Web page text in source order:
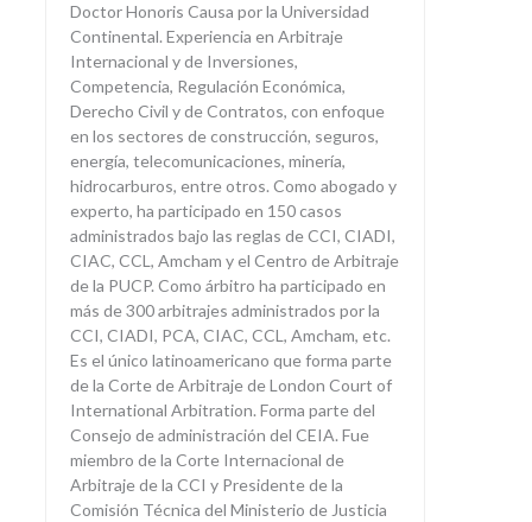
Doctor Honoris Causa por la Universidad
Continental. Experiencia en Arbitraje
Internacional y de Inversiones,
Competencia, Regulación Económica,
Derecho Civil y de Contratos, con enfoque
en los sectores de construcción, seguros,
energía, telecomunicaciones, minería,
hidrocarburos, entre otros. Como abogado y
experto, ha participado en 150 casos
administrados bajo las reglas de CCI, CIADI,
CIAC, CCL, Amcham y el Centro de Arbitraje
de la PUCP. Como árbitro ha participado en
más de 300 arbitrajes administrados por la
CCI, CIADI, PCA, CIAC, CCL, Amcham, etc.
Es el único latinoamericano que forma parte
de la Corte de Arbitraje de London Court of
International Arbitration. Forma parte del
Consejo de administración del CEIA. Fue
miembro de la Corte Internacional de
Arbitraje de la CCI y Presidente de la
Comisión Técnica del Ministerio de Justicia